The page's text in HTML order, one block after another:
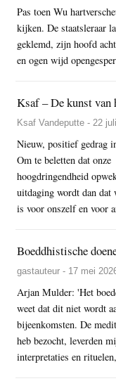
Pas toen Wu
kijken. De staatsleraar
geklemd, zijn hoofd
en ogen wijd
Ksaf – De kunst van
Ksaf Vandeputte - 22
Nieuw, positief gedrag
Om te beletten dat
hoogdringendheid
uitdaging wordt dan dat
is voor onszelf en voor
Boeddhistische
gastauteur - 17 mei
Arjan Mulder: 'Het
weet dat dit niet wordt
bijeenkomsten. De
heb bezocht, leverden
interpretaties en